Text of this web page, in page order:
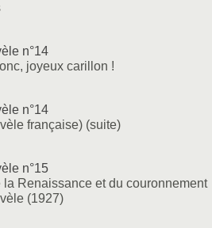
n°14
joyeux carillon !
n°14
française) (suite)
n°15
la Renaissance et du couronnement
(1927)